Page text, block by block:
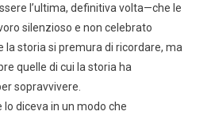
l’ultima, definitiva volta—che le
silenzioso e non celebrato
la storia si premura di ricordare, ma
quelle di cui la storia ha
sopravvivere.
diceva in un modo che